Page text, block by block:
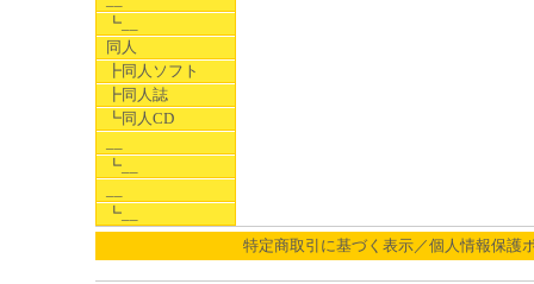
┗__
同人
┣同人ソフト
┣同人誌
┗同人CD
┗__
┗__
特定商取引に基づく表示／個人情報保護